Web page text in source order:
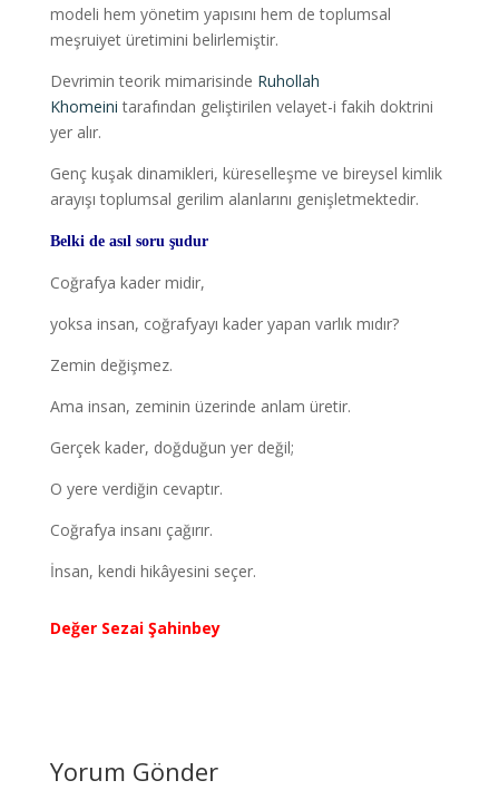
modeli hem yönetim yapısını hem de toplumsal
meşruiyet üretimini belirlemiştir.
Devrimin teorik mimarisinde Ruhollah
Khomeini tarafından geliştirilen velayet-i fakih doktrini
yer alır.
Genç kuşak dinamikleri, küreselleşme ve bireysel kimlik
arayışı toplumsal gerilim alanlarını genişletmektedir.
Belki de asıl soru şudur
Coğrafya kader midir,
yoksa insan, coğrafyayı kader yapan varlık mıdır?
Zemin değişmez.
Ama insan, zeminin üzerinde anlam üretir.
Gerçek kader, doğduğun yer değil;
O yere verdiğin cevaptır.
Coğrafya insanı çağırır.
İnsan, kendi hikâyesini seçer.
Değer Sezai Şahinbey
Yorum Gönder